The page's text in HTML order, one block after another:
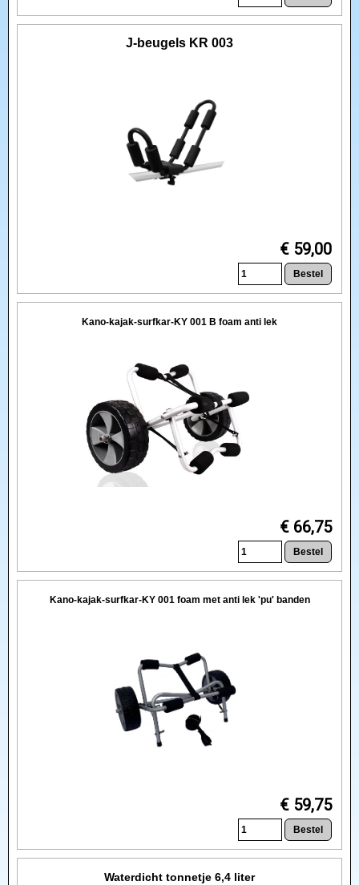
J-beugels KR 003
€ 59,00
Kano-kajak-surfkar-KY 001 B foam anti lek
€ 66,75
Kano-kajak-surfkar-KY 001 foam met anti lek 'pu' banden
€ 59,75
Waterdicht tonnetje 6,4 liter